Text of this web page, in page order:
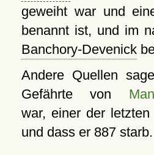
geweiht war und
benannt ist, und im
Banchory-Devenick
Andere Quellen
Gefährte von
war, einer der
und dass er 887 starb.